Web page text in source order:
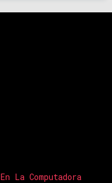
La Computadora